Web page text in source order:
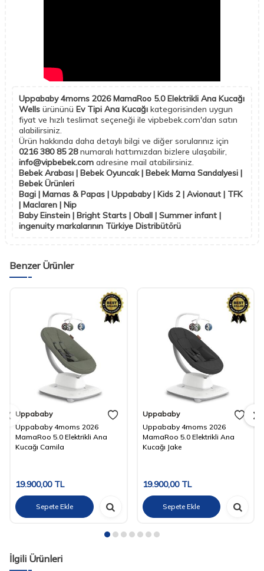
Uppababy 4moms 2026 MamaRoo 5.0 Elektrikli Ana Kucağı
Wells ürününü Ev Tipi Ana Kucağı kategorisinden uygun
fiyat ve hızlı teslimat seçeneği ile vipbebek.com'dan satın
alabilirsiniz.
Ürün hakkında daha detaylı bilgi ve diğer sorularınız için
0216 380 85 28numaralı hattımızdan bizlere ulaşabilir,
info@vipbebek.com adresine mail atabilirsiniz.
Bebek Arabası | Bebek Oyuncak | Bebek Mama Sandalyesi |
Bebek Ürünleri
Bagi | Mamas & Papas | Uppababy | Kids 2 | Avionaut | TFK
| Maclaren | Nip
Baby Einstein | Bright Starts | Oball | Summer infant |
ingenuity markalarının Türkiye Distribütörü
Benzer Ürünler
Uppababy
Uppababy 4moms 2026
MamaRoo 5.0 Elektrikli Ana
Kucağı Camila
19.900,00TL
Sepete Ekle
Uppababy
Uppababy 4moms 2026
MamaRoo 5.0 Elektrikli Ana
Kucağı Jake
19.900,00TL
Sepete Ekle
İlgili Ürünleri